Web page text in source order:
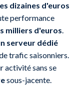
dizaines d'euros
performance
milliers d'euros.
serveur dédié
trafic saisonniers.
activité sans se
sous-jacente.